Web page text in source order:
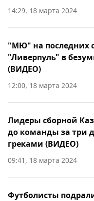
14:29, 18 марта 2024
"МЮ" на последних
"Ливерпуль" в
(ВИДЕО)
12:00, 18 марта 2024
Лидеры сборной
до команды за три
греками (ВИДЕО)
09:41, 18 марта 2024
Футболисты